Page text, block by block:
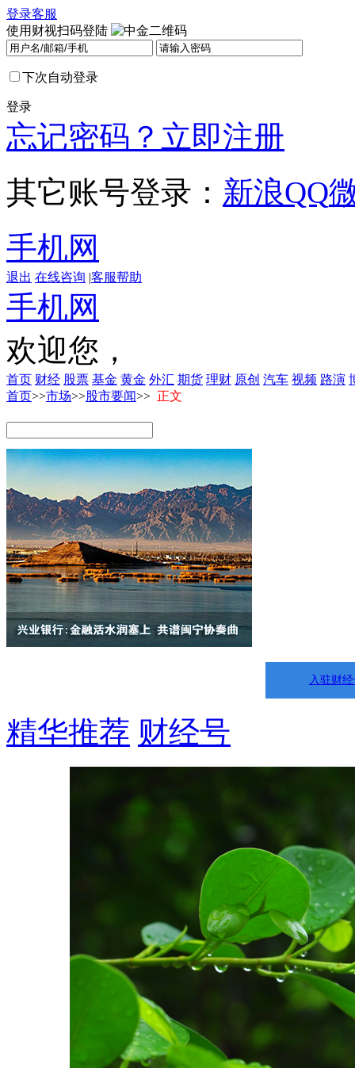
登录客服
使用财视扫码登陆
下次自动登录
登录
忘记密码？ 立即注册
其它账号登录： 新浪QQ
手机网
退出 在线咨询 |客服帮助
手机网
欢迎您，
首页 财经 股票 基金 黄金 外汇 期货 理财 原创 汽车 视频 路演
首页>>市场>>股市要闻>> 正文
入驻财
精华推荐 财经号